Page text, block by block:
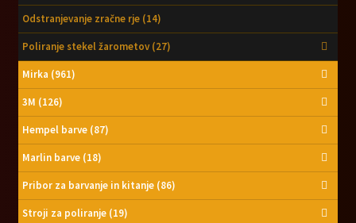
Odstranjevanje zračne rje (14)
Poliranje stekel žarometov (27)
Mirka (961)
3M (126)
Hempel barve (87)
Marlin barve (18)
Pribor za barvanje in kitanje (86)
Stroji za poliranje (19)